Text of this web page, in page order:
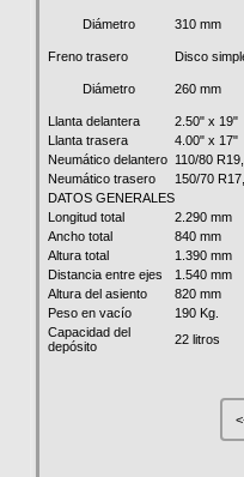
Diámetro 310 mm
Freno trasero Disco
Diámetro 260 mm
Llanta delantera
2.50" x 19"
Llanta trasera
4.00" x 17"
Neumático delantero 110/80
Neumático trasero
150/70
DATOS GENERALES
Longitud total
2.290 mm
Ancho total
840 mm
Altura total
1.390 mm
Distancia entre ejes
1.540 mm
Altura del asiento
820 mm
Peso en vacío
190 Kg.
Capacidad del
depósito
22 litros